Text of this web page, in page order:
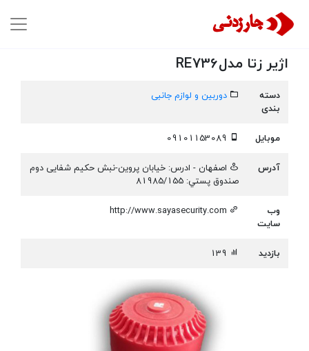
اژیر زتا مدلRE736
دسته
بندی
دوربین و لوازم جانبی
موبایل
آدرس
اصفهان - ادرس: خيابان پروین-نبش حکیم شفایی دوم
صندوق پستي: 81985/155
وب
سایت
http://www.sayasecurity.com
بازدید